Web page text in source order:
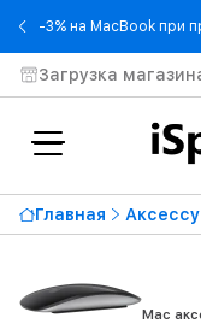
-3% на MacBook при
Загрузка
Главная
Mac